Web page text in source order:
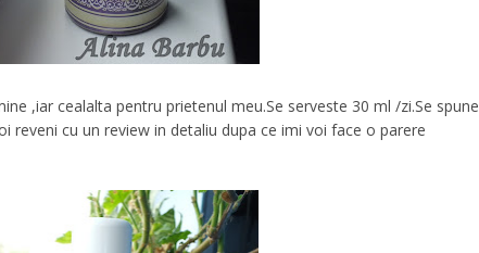
,iar cealalta pentru prietenul meu.Se serveste 30 ml /zi.Se spune
reveni cu un review in detaliu dupa ce imi voi face o parere